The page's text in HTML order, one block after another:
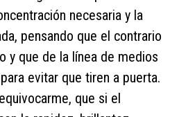
necesaria y la
pensando que el contrario
y que de la línea de medios
evitar que tiren a puerta.
que si el